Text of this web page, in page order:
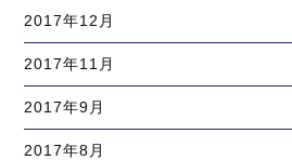
2017年12月
2017年11月
2017年9月
2017年8月